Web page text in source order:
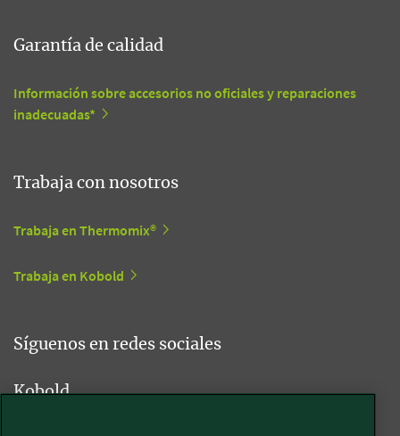
Garantía de calidad
Información sobre accesorios no oficiales y reparaciones
inadecuadas*
Trabaja con nosotros
Trabaja en Thermomix®
Trabaja en Kobold
Síguenos en redes sociales
Kobold